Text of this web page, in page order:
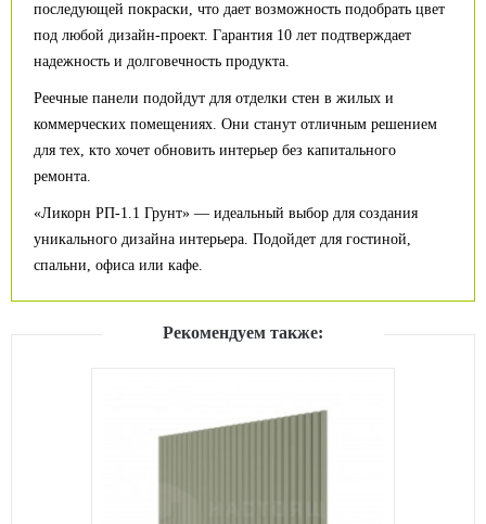
последующей покраски, что дает возможность подобрать цвет
под любой дизайн-проект. Гарантия 10 лет подтверждает
надежность и долговечность продукта.
Реечные панели подойдут для отделки стен в жилых и
коммерческих помещениях. Они станут отличным решением
для тех, кто хочет обновить интерьер без капитального
ремонта.
«Ликорн РП-1.1 Грунт» — идеальный выбор для создания
уникального дизайна интерьера. Подойдет для гостиной,
спальни, офиса или кафе.
Рекомендуем также: